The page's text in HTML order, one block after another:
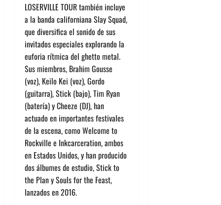
LOSERVILLE TOUR también incluye
a la banda californiana Slay Squad,
que diversifica el sonido de sus
invitados especiales explorando la
euforia rítmica del ghetto metal.
Sus miembros, Brahim Gousse
(voz), Keilo Kei (voz), Gordo
(guitarra), Stick (bajo), Tim Ryan
(batería) y Cheeze (DJ), han
actuado en importantes festivales
de la escena, como Welcome to
Rockville e Inkcarceration, ambos
en Estados Unidos, y han producido
dos álbumes de estudio, Stick to
the Plan y Souls for the Feast,
lanzados en 2016.